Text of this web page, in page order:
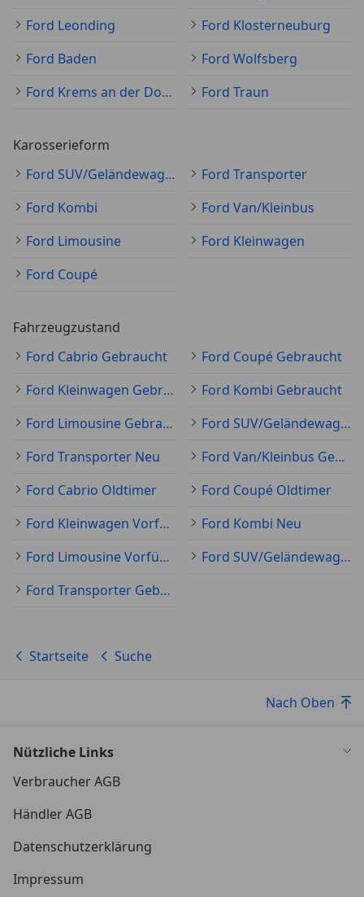
Ford Leonding
Ford Klosterneuburg
Ford Baden
Ford Wolfsberg
Ford Krems an der Donau
Ford Traun
Karosserieform
Ford SUV/Geländewagen/Pickup
Ford Transporter
Ford Kombi
Ford Van/Kleinbus
Ford Limousine
Ford Kleinwagen
Ford Coupé
Fahrzeugzustand
Ford Cabrio Gebraucht
Ford Coupé Gebraucht
Ford Kleinwagen Gebraucht
Ford Kombi Gebraucht
Ford Limousine Gebraucht
Ford SUV/Geländewagen/Pickup Gebraucht
Ford Transporter Neu
Ford Van/Kleinbus Gebraucht
Ford Cabrio Oldtimer
Ford Coupé Oldtimer
Ford Kleinwagen Vorführfahrzeug
Ford Kombi Neu
Ford Limousine Vorführfahrzeug
Ford SUV/Geländewagen/Pickup Neu
Ford Transporter Gebraucht
Startseite Suche
Nach Oben
Nützliche Links
Verbraucher AGB
Händler AGB
Datenschutzerklärung
Impressum